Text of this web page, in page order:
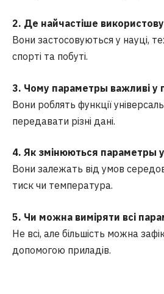
2. Де найчастіше
Вони застосовуються у науці,
спорті та побуті.
3. Чому параметры важливі у
Вони роблять функції
передавати різні дані.
4. Як змінюються параметры у
Вони залежать від умов
тиск чи температура.
5. Чи можна виміряти всі
Не всі, але більшість можна
допомогою приладів.